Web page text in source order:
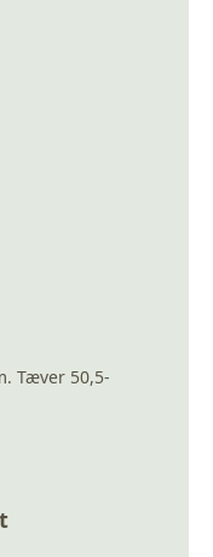
Tæver 50,5-